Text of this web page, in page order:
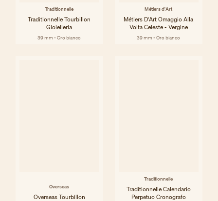
Traditionnelle
Traditionnelle Tourbillon
Gioielleria
39 mm - Oro bianco
Métiers d'Art
Métiers D'Art Omaggio Alla
Volta Celeste - Vergine
39 mm - Oro bianco
Overseas
Overseas Tourbillon
Traditionnelle
Traditionnelle Calendario
Perpetuo Cronografo